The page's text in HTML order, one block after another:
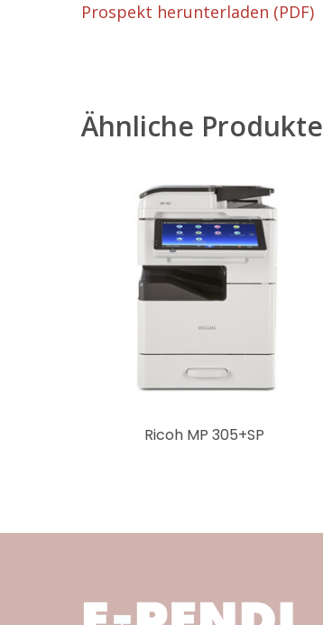
Prospekt herunterladen (PDF)
Ähnliche Produkte
Ricoh MP 305+SP